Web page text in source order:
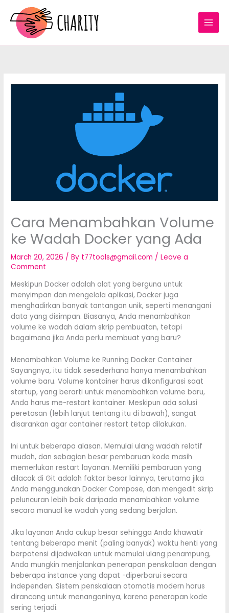
content
Cara Menambahkan Volume
ke Wadah Docker yang Ada
March 20, 2026 / By t77tools@gmail.com /Leave a
Comment
Meskipun Docker adalah alat yang berguna untuk
menyimpan dan mengelola aplikasi, Docker juga
menghadirkan banyak tantangan unik, seperti menangani
data yang disimpan. Biasanya, Anda menambahkan
volume ke wadah dalam skrip pembuatan, tetapi
bagaimana jika Anda perlu membuat yang baru?
Menambahkan Volume ke Running Docker Container
Sayangnya, itu tidak sesederhana hanya menambahkan
volume baru. Volume kontainer harus dikonfigurasi saat
startup, yang berarti untuk menambahkan volume baru,
Anda harus me-restart kontainer. Meskipun ada solusi
peretasan (lebih lanjut tentang itu di bawah), sangat
disarankan agar container restart tetap dilakukan.
Ini untuk beberapa alasan. Memulai ulang wadah relatif
mudah, dan sebagian besar pembaruan kode masih
memerlukan restart layanan. Memiliki pembaruan yang
dilacak di Git adalah faktor besar lainnya, terutama jika
Anda menggunakan Docker Compose, dan mengedit skrip
peluncuran lebih baik daripada menambahkan volume
secara manual ke wadah yang sedang berjalan.
Jika layanan Anda cukup besar sehingga Anda khawatir
tentang beberapa menit (paling banyak) waktu henti yang
berpotensi dijadwalkan untuk memulai ulang penampung,
Anda mungkin menjalankan penerapan penskalaan dengan
beberapa instance yang dapat -diperbarui secara
independen. Sistem penskalaan otomatis modern harus
dirancang untuk menanganinya, karena penerapan kode
sering terjadi.